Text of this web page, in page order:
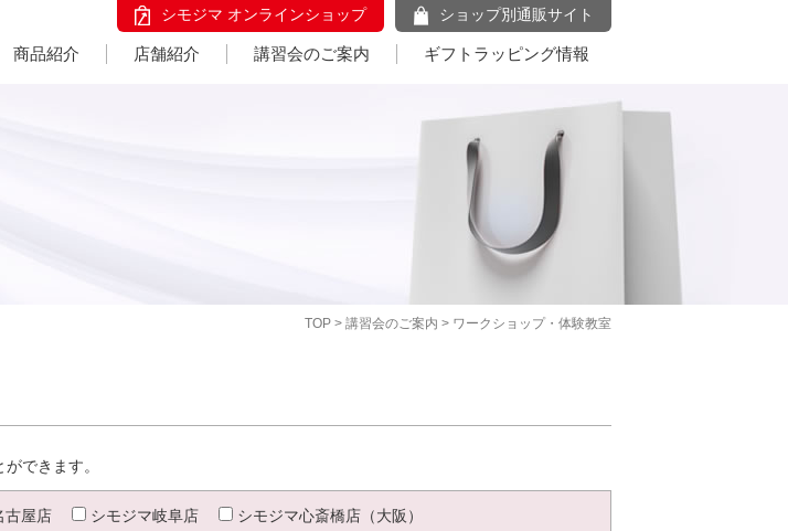
シモジマ オンラインショップ ショップ別通販サイト
商品紹介 店舗紹介 講習会のご案内 ギフトラッピング情報
TOP > 講習会のご案内 > ワークショップ・体験教室
できます。
古屋店 シモジマ岐阜店 シモジマ心斎橋店（大阪）